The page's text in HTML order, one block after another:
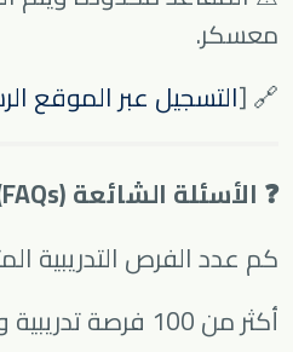
معسكر.
🔗 [التسجيل عبر الموقع
❓ الأسئلة الشائعة (FAQs)
كم عدد الفرص التدريبية
أكثر من 100 فرصة تدريبية ومعسكر تقني.